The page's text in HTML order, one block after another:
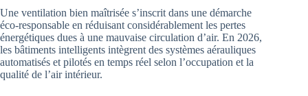
Une ventilation bien maîtrisée s’inscrit dans une démarche
éco-responsable en réduisant considérablement les pertes
énergétiques dues à une mauvaise circulation d’air. En 2026,
les bâtiments intelligents intègrent des systèmes aérauliques
automatisés et pilotés en temps réel selon l’occupation et la
qualité de l’air intérieur.